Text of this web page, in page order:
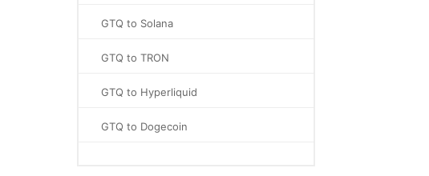
GTQ to Solana
GTQ to TRON
GTQ to Hyperliquid
GTQ to Dogecoin